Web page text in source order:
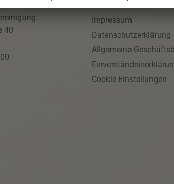
40
Jobs
Impressum
Datenschutzerklärung
Allgemeine
Cookie Einstellungen